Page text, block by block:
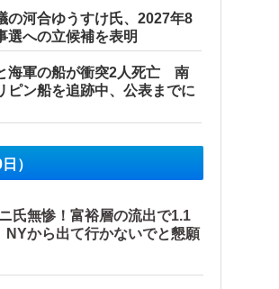
の河合ゆうすけ氏、2027年8
選への立候補を表明
海軍の船が衝突2人死亡 南
ピン船を追跡中、公表までに
）
氏無惨！富裕層の流出で1.1
NYから出て行かないでと懇願